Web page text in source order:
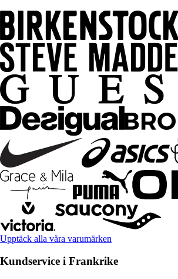
Upptäck alla våra varumärken
Kundservice i Frankrike